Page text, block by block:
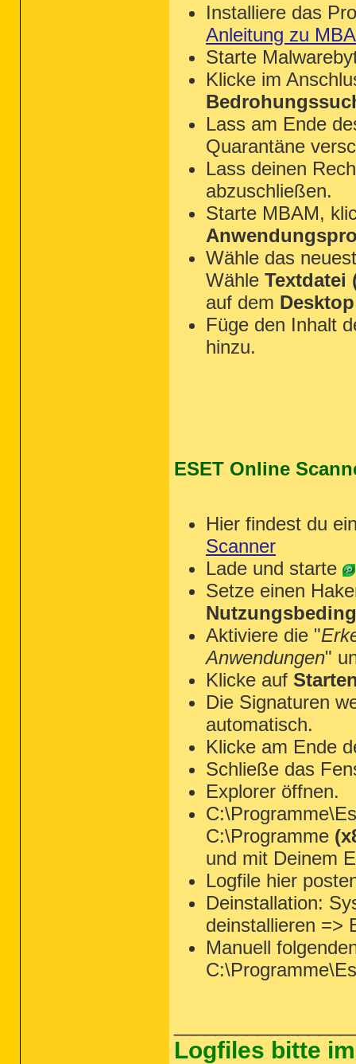
Installiere das
Anleitung zu
Starte
Klicke im
Lass am Ende
Quarantäne
Lass deinen
abzuschließen.
Starte MBAM,
Wähle das
Wähle Textdatei
auf dem Desktop
Füge den Inhalt
hinzu.
ESET Online
Hier findest du
Scanner
Lade und starte
Setze einen
Aktiviere die "
Anwendungen"
Klicke auf
Die Signaturen
automatisch.
Klicke am Ende
Schließe das
Explorer öffnen.
C:\Programme
und mit Deinem
Logfile hier
Deinstallation:
deinstallieren =>
Manuell
Logfiles bitte